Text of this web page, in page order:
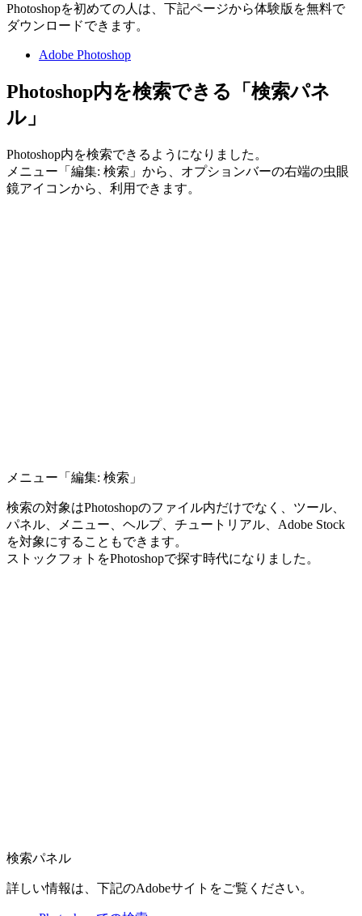
Photoshopを初めての人は、下記ページから体験版を無料で
ダウンロードできます。
Adobe Photoshop
Photoshop内を検索できる「検索パネ
ル」
Photoshop内を検索できるようになりました。
メニュー「編集: 検索」から、オプションバーの右端の虫眼
鏡アイコンから、利用できます。
メニュー「編集: 検索」
検索の対象はPhotoshopのファイル内だけでなく、ツール、
パネル、メニュー、ヘルプ、チュートリアル、Adobe Stock
を対象にすることもできます。
ストックフォトをPhotoshopで探す時代になりました。
検索パネル
詳しい情報は、下記のAdobeサイトをご覧ください。